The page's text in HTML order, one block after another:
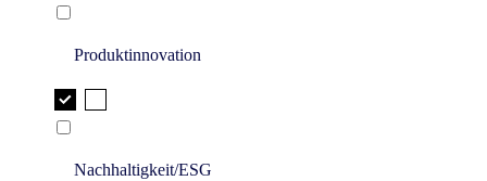
Produktinnovation
Nachhaltigkeit/ESG